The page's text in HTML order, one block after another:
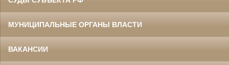
МУНИЦИПАЛЬНЫЕ ОРГАНЫ ВЛАСТИ
ВАКАНСИИ